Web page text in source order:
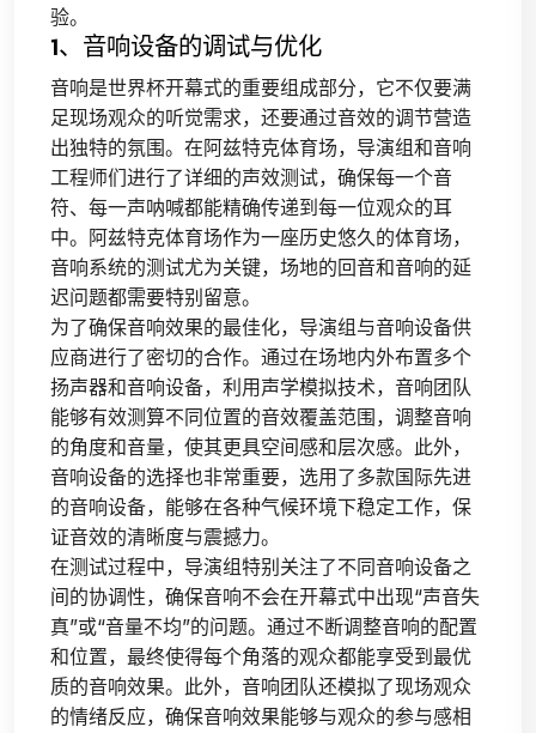
验。
1、音响设备的调试与优化
音响是世界杯开幕式的重要组成部分，它不仅要满
足现场观众的听觉需求，还要通过音效的调节营造
出独特的氛围。在阿兹特克体育场，导演组和音响
工程师们进行了详细的声效测试，确保每一个音
符、每一声呐喊都能精确传递到每一位观众的耳
中。阿兹特克体育场作为一座历史悠久的体育场，
音响系统的测试尤为关键，场地的回音和音响的延
迟问题都需要特别留意。
为了确保音响效果的最佳化，导演组与音响设备供
应商进行了密切的合作。通过在场地内外布置多个
扬声器和音响设备，利用声学模拟技术，音响团队
能够有效测算不同位置的音效覆盖范围，调整音响
的角度和音量，使其更具空间感和层次感。此外，
音响设备的选择也非常重要，选用了多款国际先进
的音响设备，能够在各种气候环境下稳定工作，保
证音效的清晰度与震撼力。
在测试过程中，导演组特别关注了不同音响设备之
间的协调性，确保音响不会在开幕式中出现“声音失
真”或“音量不均”的问题。通过不断调整音响的配置
和位置，最终使得每个角落的观众都能享受到最优
质的音响效果。此外，音响团队还模拟了现场观众
的情绪反应，确保音响效果能够与观众的参与感相